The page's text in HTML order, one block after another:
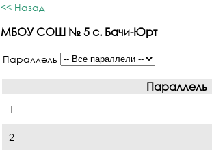
<< Назад
МБОУ СОШ № 5 с. Бачи-Юрт
Параллель
Параллель
1
2